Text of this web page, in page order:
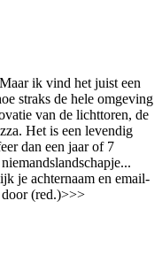
ik vind het juist een
straks de hele omgeving
van de lichttoren, de
Het is een levendig
dan een jaar of 7
je achternaam en email-
door (red.)>>>